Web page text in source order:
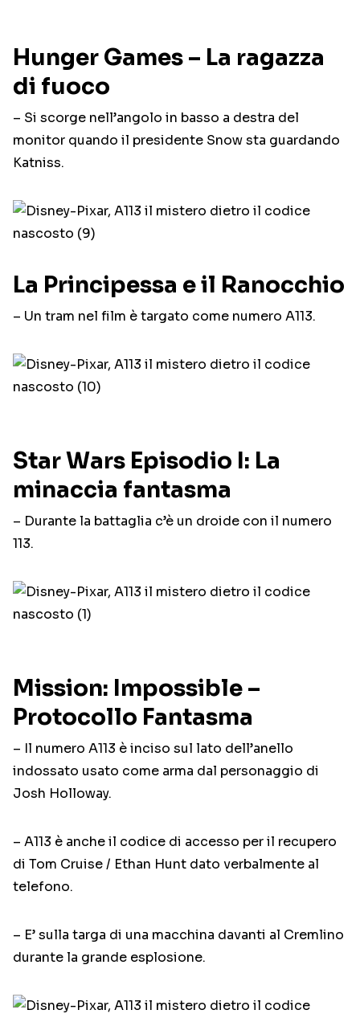
Hunger Games – La ragazza
di fuoco
– Si scorge nell’angolo in basso a destra del
monitor quando il presidente Snow sta guardando
Katniss.
La Principessa e il Ranocchio
– Un tram nel film è targato come numero A113.
Star Wars Episodio I: La
minaccia fantasma
– Durante la battaglia c’è un droide con il numero
113.
Mission: Impossible –
Protocollo Fantasma
– Il numero A113 è inciso sul lato dell’anello
indossato usato come arma dal personaggio di
Josh Holloway.
– A113 è anche il codice di accesso per il recupero
di Tom Cruise / Ethan Hunt dato verbalmente al
telefono.
– E’ sulla targa di una macchina davanti al Cremlino
durante la grande esplosione.